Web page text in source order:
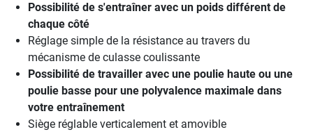
Possibilité de s'entraîner avec un poids différent de
chaque côté
Réglage simple de la résistance au travers du
mécanisme de culasse coulissante
Possibilité de travailler avec une poulie haute ou une
poulie basse pour une polyvalence maximale dans
votre entraînement
Siège réglable verticalement et amovible